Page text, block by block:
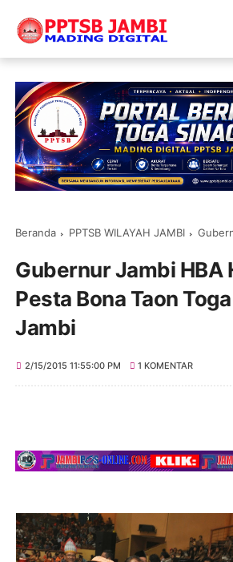
Beranda PPTSB WILAYAH JAMBI Gubernur
Gubernur Jambi HBA
Pesta Bona Taon
Jambi
2/15/2015 11:55:00 PM 1 KOMENTAR